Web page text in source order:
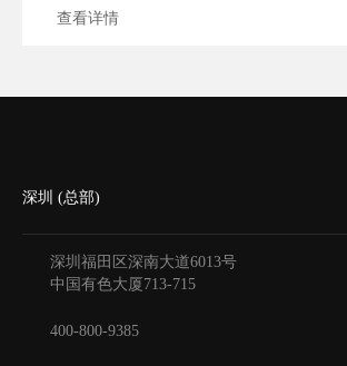
查看详情
深圳 (总部)
深圳福田区深南大道6013号
中国有色大厦713-715
400-800-9385